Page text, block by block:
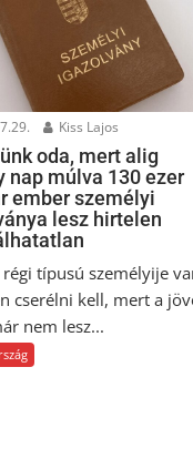
Kiss Lajos
oda, mert alig
nap múlva 130 ezer
ember személyi
lesz hirtelen
régi típusú személyije
cserélni kell, mert a
nem lesz...